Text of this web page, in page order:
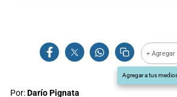
+
Agregar a tus
Por:Darío Pignata